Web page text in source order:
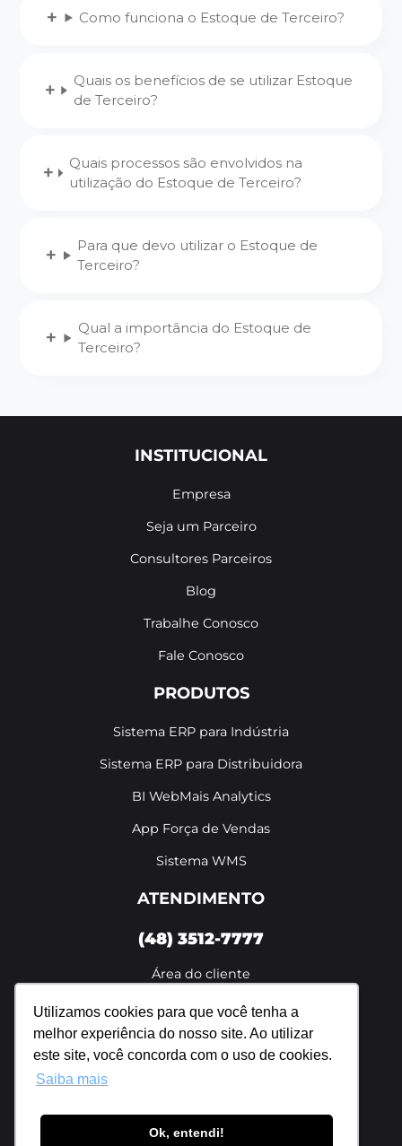
Utilizamos cookies para que você tenha a
melhor experiência do nosso site. Ao utilizar
este site, você concorda com o uso de cookies.
Saiba mais
Ok, entendi!
Como funciona o Estoque de Terceiro?
Quais os benefícios de se utilizar Estoque
de Terceiro?
Quais processos são envolvidos na
utilização do Estoque de Terceiro?
Para que devo utilizar o Estoque de
Terceiro?
Qual a importância do Estoque de
Terceiro?
INSTITUCIONAL
Empresa
Seja um Parceiro
Consultores Parceiros
Blog
Trabalhe Conosco
Fale Conosco
PRODUTOS
Sistema ERP para Indústria
Sistema ERP para Distribuidora
BI WebMais Analytics
App Força de Vendas
Sistema WMS
ATENDIMENTO
(48) 3512-7777
Área do cliente
De segunda a sexta das 8h às 18h
Política de privacidade